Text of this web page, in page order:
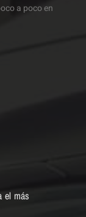
a poco en
el más